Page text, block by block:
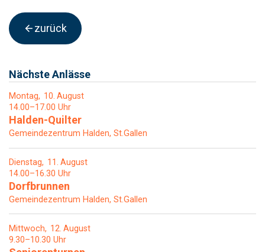
zurück
Nächste Anlässe
Montag 10 August
14.00–17.00 Uhr
Halden-Quilter
Gemeindezentrum Halden, St.Gallen
Dienstag 11 August
14.00–16.30 Uhr
Dorfbrunnen
Gemeindezentrum Halden, St.Gallen
Mittwoch 12 August
9.30–10.30 Uhr